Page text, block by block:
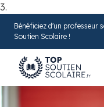
3.
Trouver mon
Bénéficiez d'un professeur
Soutien Scolaire !